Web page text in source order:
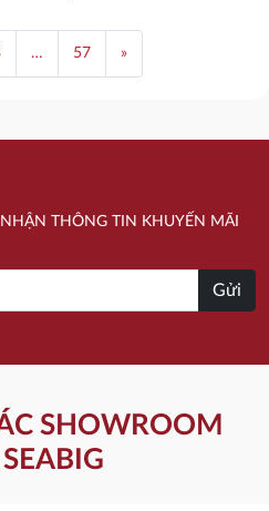
… 57 »
THÔNG TIN KHUYẾN MÃI
Gửi
SHOWROOM